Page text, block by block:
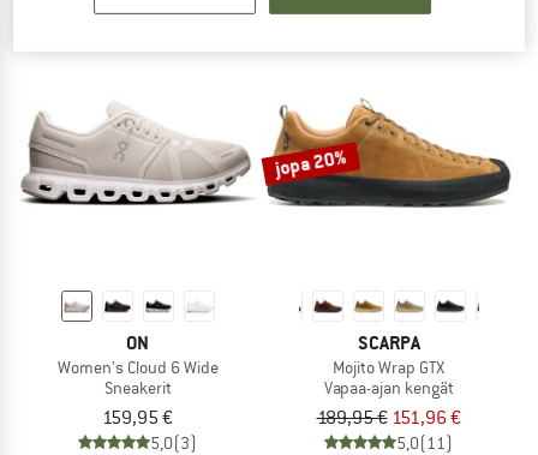
ON
Women's Cloud 6 Wide
Sneakerit
159,95 €
5,0(3)
jopa 20%
SCARPA
Mojito Wrap GTX
Vapaa-ajan kengät
189,95 € 151,96 €
5,0(11)